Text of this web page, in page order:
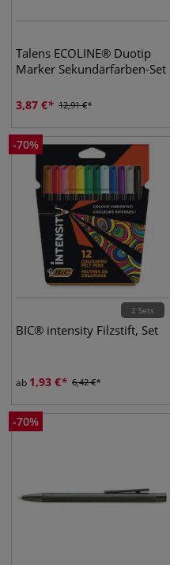
Talens ECOLINE® Duotip
Marker Sekundärfarben-Set
3,87 € 12,91€
-70%
2 Sets
BIC® intensity Filzstift, Set
ab 1,93 € 6,42€
-70%